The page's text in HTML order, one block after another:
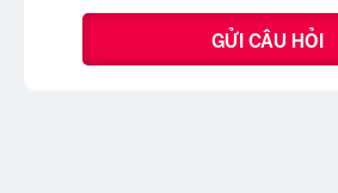
GỬI CÂU HỎI